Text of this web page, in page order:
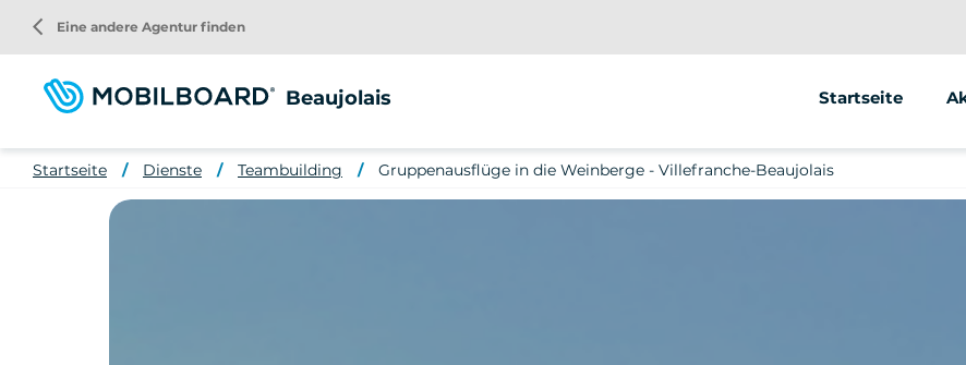
zum
Inhalt
Beaujolais Startseite
arrow_back_ios Eine andere Agentur finden
Startseite Dienste Teambuilding Gruppenausflüge in die Weinberge - Villefranche-Beaujolais